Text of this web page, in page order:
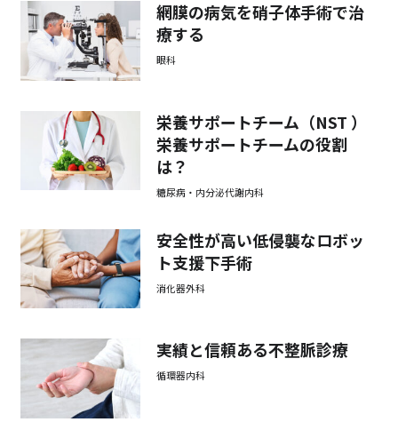
網膜の病気を硝子体手術で治
療する
眼科
栄養サポートチーム（NST ）
栄養サポートチームの役割
は？
糖尿病・内分泌代謝内科
安全性が高い低侵襲なロボッ
ト支援下手術
消化器外科
実績と信頼ある不整脈診療
循環器内科